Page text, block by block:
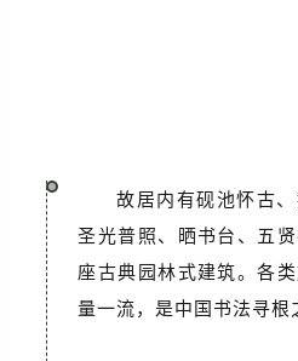
故居内有砚池怀古
圣光普照、晒书台、五
座古典园林式建筑。各
量一流，是中国书法寻根